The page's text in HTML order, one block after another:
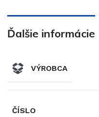
Ďalšie informácie
VÝROBCA
ČÍSLO